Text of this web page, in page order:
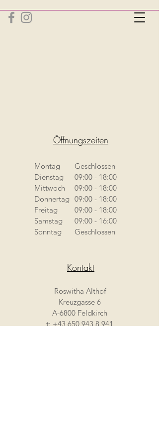
Öffnungszeiten
Montag
Dienstag
Mittwoch
Donnertag
Freitag
Samstag
Sonntag
Geschlossen
09:00 - 18:00
09:00 - 18:00
09:00 - 18:00
09:00 - 18:00
09:00 - 16:00
Geschlossen
Kontakt
Roswitha Althof
Kreuzgasse 6
A-6800 Feldkirch
t:+43 650 943 8 941